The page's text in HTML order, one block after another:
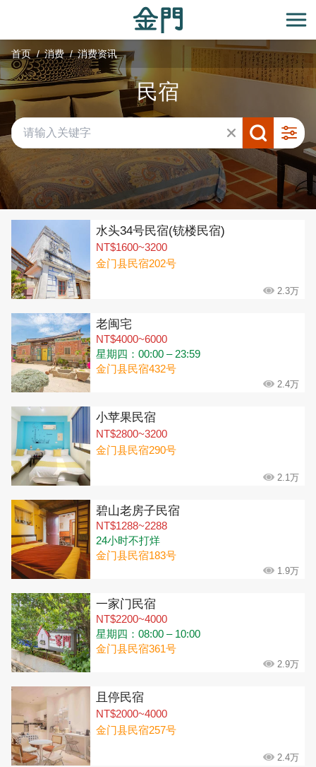
主
要
内
容
开
首页 消费 消费资讯
民宿
共有 291 间店家
水头34号民宿(铳楼民宿)
NT$1600~3200
金门县民宿202号
2.3万
老闽宅
NT$4000~6000
星期四：00:00 – 23:59
金门县民宿432号
2.4万
小苹果民宿
NT$2800~3200
金门县民宿290号
2.1万
碧山老房子民宿
NT$1288~2288
24小时不打烊
金门县民宿183号
1.9万
一家门民宿
NT$2200~4000
星期四：08:00 – 10:00
金门县民宿361号
2.9万
且停民宿
NT$2000~4000
金门县民宿257号
2.4万